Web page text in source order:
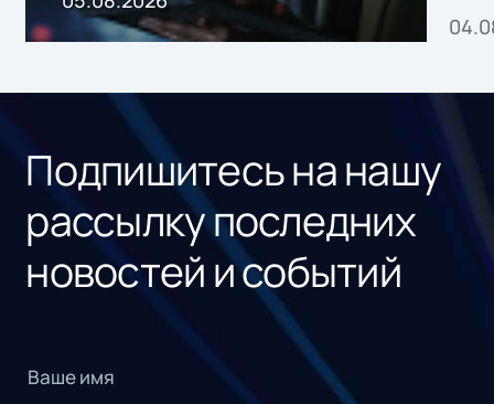
Подпишитесь на нашу
рассылку последних
новостей и событий